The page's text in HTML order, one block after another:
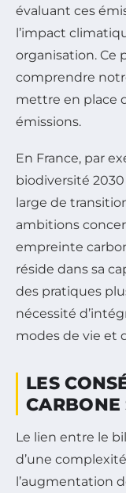
évaluant ces
l’impact
organisation. Ce
comprendre
mettre en place
émissions.
En France, par
biodiversité
large de
ambitions
empreinte
réside dans sa
des pratiques
nécessité
modes de vie et
LES
CARBONE
Le lien entre le
d’une
l’augmentation